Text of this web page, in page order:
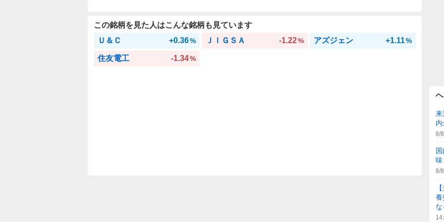
この銘柄を見た人はこんな銘柄も見ています
Ｕ＆Ｃ
+0.36% ＪＩＧＳＡ -1.22% アズジェン +1.11%
住友電工 -1.34%
来
8/8
味
8/8
養